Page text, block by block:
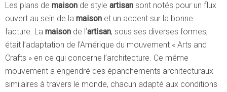
Les plans de maison de style artisan sont notés pour un flux
ouvert au sein de la maison et un accent sur la bonne
facture. La maison de l’artisan, sous ses diverses formes,
était l’adaptation de l’Amérique du mouvement « Arts and
Crafts » en ce qui concerne l’architecture. Ce même
mouvement a engendré des épanchements architecturaux
similaires à travers le monde, chacun adapté aux conditions